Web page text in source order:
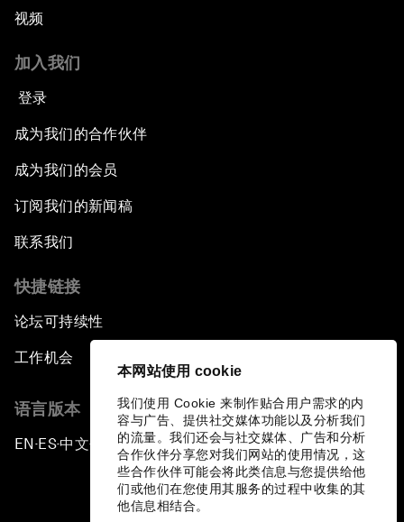
本网站使用 cookie
我们使用 Cookie 来制作贴合用户需求的内
容与广告、提供社交媒体功能以及分析我们
的流量。我们还会与社交媒体、广告和分析
合作伙伴分享您对我们网站的使用情况，这
些合作伙伴可能会将此类信息与您提供给他
们或他们在您使用其服务的过程中收集的其
他信息相结合。
视频
加入我们
登录
成为我们的合作伙伴
成为我们的会员
订阅我们的新闻稿
联系我们
快捷链接
论坛可持续性
工作机会
语言版本
EN ▪ES▪中文▪ 日本語